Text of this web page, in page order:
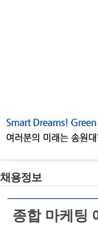
채용정보
종합 마케팅